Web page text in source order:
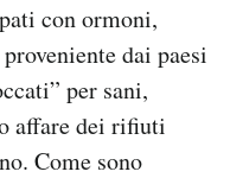
con ormoni,
dai paesi
per sani,
affare dei rifiuti
Come sono